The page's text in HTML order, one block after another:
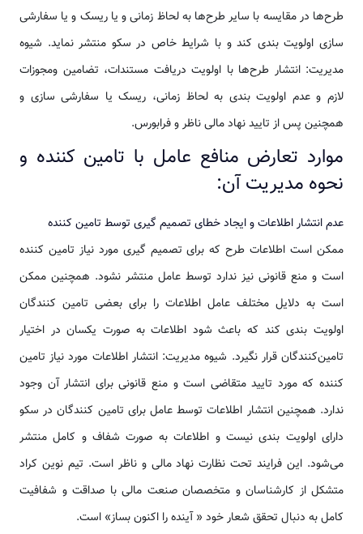
طرح‌ها در مقایسه با سایر طرح‌ها به لحاظ زمانی و یا ریسک و یا سفارشی
سازی اولویت بندی کند و با شرایط خاص در سکو منتشر نماید. شیوه
مدیریت: انتشار طرح‌ها با اولویت دریافت مستندات، تضامین ومجوزات
لازم و عدم اولویت بندی به لحاظ زمانی، ریسک یا سفارشی سازی و
همچنین پس از تایید نهاد مالی ناظر و فرابورس.
موارد تعارض منافع عامل با تامین کننده و
نحوه مدیریت آن:
عدم انتشار اطلاعات و ایجاد خطای تصمیم گیری توسط تامین کننده
ممکن است اطلاعات طرح که برای تصمیم گیری مورد نیاز تامین کننده
است و منع قانونی نیز ندارد توسط عامل منتشر نشود. همچنین ممکن
است به دلایل مختلف عامل اطلاعات را برای بعضی تامین کنندگان
اولویت بندی کند که باعث شود اطلاعات به صورت یکسان در اختیار
تامین‌کنندگان قرار نگیرد. شیوه مدیریت: انتشار اطلاعات مورد نیاز تامین
کننده که مورد تایید متقاضی است و منع قانونی برای انتشار آن وجود
ندارد. همچنین انتشار اطلاعات توسط عامل برای تامین کنندگان در سکو
دارای اولویت بندی نیست و اطلاعات به صورت شفاف و کامل منتشر
می‌شود. این فرایند تحت نظارت نهاد مالی و ناظر است. تیم نوین کراد
متشکل از کارشناسان و متخصصان صنعت مالی با صداقت و شفافیت
کامل به دنبال تحقق شعار خود « آینده را اکنون بساز» است.